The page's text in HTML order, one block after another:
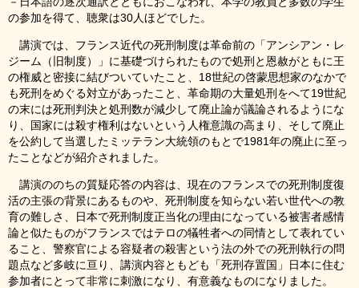
の参加を得て、聴衆は30人ほどでした。
講演では、フランス近代の死刑制度は革命前の「アンシアン・レ
ジーム（旧制度）」に基礎づけられたもので処刑と恩赦がともに王
の権威と密接に結びついていたこと、18世紀の啓蒙思想家のなかで
も死刑をめぐる対立があったこと、革命期の大量処刑をへて19世紀
の末には死刑判決と処刑数が減少して廃止論が議論されるようにな
り、国家には殺す権利はないという人権意識の高まり、そして廃止
を公約して当選したミッテラン大統領のもとで1981年の廃止に至っ
たことなどが紹介されました。
講演ののちの質疑応答の内容は、現在のフランスでの死刑制度復
活の主張の背景にあるものや、死刑制度を知らない若い世代への教
育の難しさ、日本で死刑制度正当化の理由になっている被害者感情
論と似たものがフランスではテロの犠牲者への同情として表れてい
ること、警察官による容疑者の殺害という法の外での死刑執行の問
題点など多岐に亘り、講演内容ともども「死刑存置国」日本に住む
参加者にとって非常に刺激になり、有意義なものになりました。